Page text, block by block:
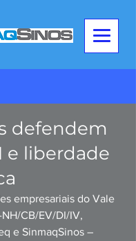
defendem
e liberdade
empresariais do Vale
CB/EV/DI/IV,
e SinmaqSinos –